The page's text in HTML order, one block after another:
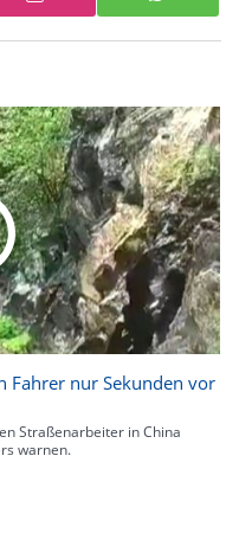
Fahrer nur Sekunden vor
Straßenarbeiter in China
warnen.